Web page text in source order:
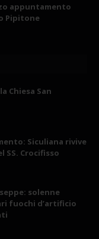
appuntamento
Pipitone
Chiesa San
Siculiana rivive
SS. Crocifisso
solenne
fuochi d’artificio